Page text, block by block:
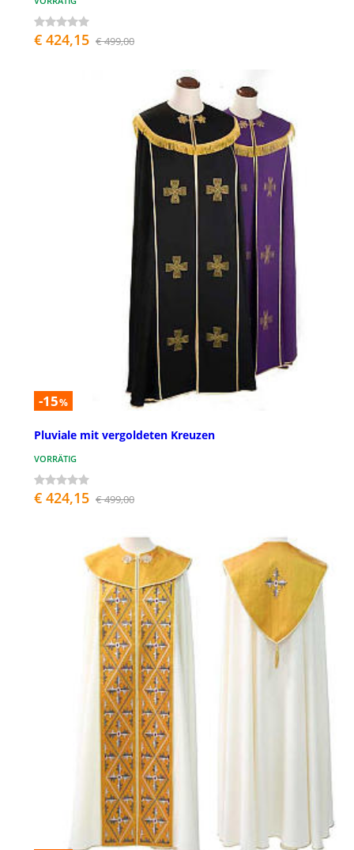
€ 424,15 € 499,00
-15%
Pluviale mit vergoldeten Kreuzen
VORRÄTIG
€ 424,15 € 499,00